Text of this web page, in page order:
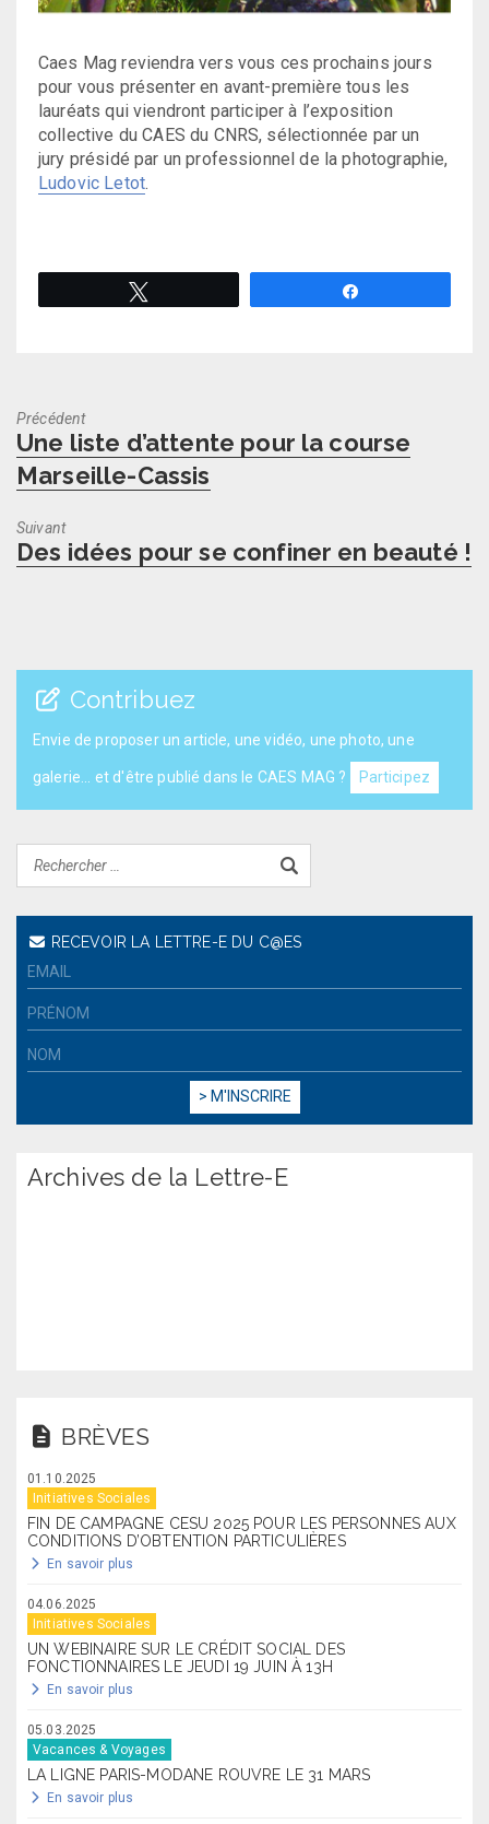
Caes Mag reviendra vers vous ces prochains jours
pour vous présenter en avant-première tous les
lauréats qui viendront participer à l’exposition
collective du CAES du CNRS, sélectionnée par un
jury présidé par un professionnel de la photographie,
Ludovic Letot.
Précédent
Previous
post:
Une liste d’attente pour la course
Marseille-Cassis
Suivant
Next
post:
Des idées pour se confiner en beauté !
Contribuez
Envie de proposer un article, une vidéo, une photo, une
galerie... et d'être publié dans le CAES MAG ? Participez
RECEVOIR LA LETTRE-E DU C@ES
Archives de la Lettre-E
BRÈVES
01.10.2025
Initiatives Sociales
FIN DE CAMPAGNE CESU 2025 POUR LES PERSONNES AUX
CONDITIONS D’OBTENTION PARTICULIÈRES
En savoir plus
04.06.2025
Initiatives Sociales
UN WEBINAIRE SUR LE CRÉDIT SOCIAL DES
FONCTIONNAIRES LE JEUDI 19 JUIN À 13H
En savoir plus
05.03.2025
Vacances & Voyages
LA LIGNE PARIS-MODANE ROUVRE LE 31 MARS
En savoir plus